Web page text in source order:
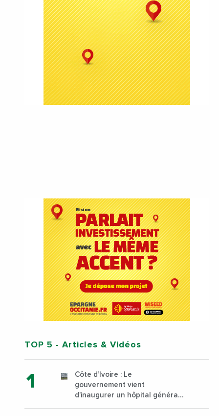
TOP 5 - Articles & Vidéos
Côte d’Ivoire : Le
gouvernement vient
d’inaugurer un hôpital général